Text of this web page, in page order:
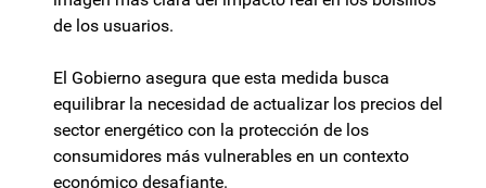
de los usuarios.
El Gobierno asegura que esta medida busca
equilibrar la necesidad de actualizar los precios del
sector energético con la protección de los
consumidores más vulnerables en un contexto
económico desafiante.